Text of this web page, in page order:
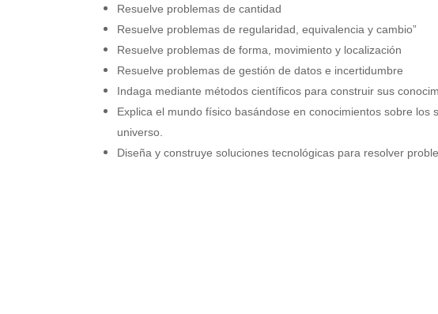
Resuelve problemas de cantidad
Resuelve problemas de regularidad, equivalencia y cambio”
Resuelve problemas de forma, movimiento y localización
Resuelve problemas de gestión de datos e incertidumbre
Indaga mediante métodos científicos para construir sus
Explica el mundo físico basándose en conocimientos sobre
universo.
Diseña y construye soluciones tecnológicas para resolver